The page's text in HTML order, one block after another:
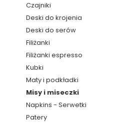
Czajniki
Deski do krojenia
Deski do serów
Filiżanki
Filiżanki espresso
Kubki
Maty i podkładki
Misy i miseczki
Napkins - Serwetki
Patery